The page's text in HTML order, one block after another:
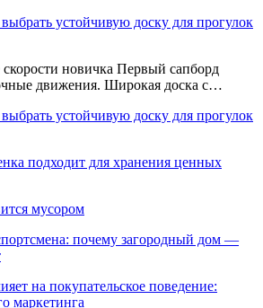
устойчивую доску для прогулок
новичка Первый сапборд
движения. Широкая доска с…
устойчивую доску для прогулок
подходит для хранения ценных
мусором
почему загородный дом —
на покупательское поведение:
маркетинга